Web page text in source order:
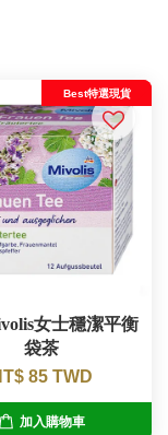
Best特選現貨
女士穩潔平衡
袋茶
85 TWD
加入購物車